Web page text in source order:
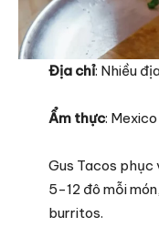
Địa chỉ: Nhiều
Ẩm thực: Mexico
Gus Tacos phục
5-12 đô mỗi
burritos.